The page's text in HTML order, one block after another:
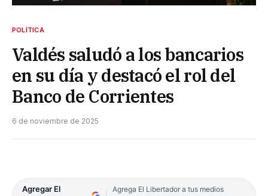
POLÍTICA
Valdés saludó a los bancarios
en su día y destacó el rol del
Banco de Corrientes
6 de noviembre de 2025
Agregar El
Agrega El Libertador a tus medios